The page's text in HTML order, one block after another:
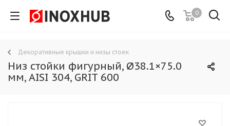
0
Декоративные крышки и низы стоек
Низ стойки фигурный, Ø38.1×75.0
мм, AISI 304, GRIT 600